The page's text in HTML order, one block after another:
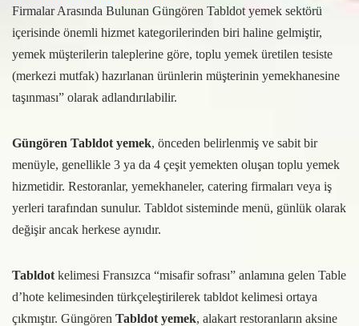
Firmalar Arasında Bulunan Güngören Tabldot yemek sektörü
içerisinde önemli hizmet kategorilerinden biri haline gelmiştir,
yemek müşterilerin taleplerine göre, toplu yemek üretilen tesiste
(merkezi mutfak) hazırlanan ürünlerin müşterinin yemekhanesine
taşınması” olarak adlandırılabilir.
Güngören Tabldot yemek, önceden belirlenmiş ve sabit bir
menüyle, genellikle 3 ya da 4 çeşit yemekten oluşan toplu yemek
hizmetidir. Restoranlar, yemekhaneler, catering firmaları veya iş
yerleri tarafından sunulur. Tabldot sisteminde menü, günlük olarak
değişir ancak herkese aynıdır.
Tabldot kelimesi Fransızca “misafir sofrası” anlamına gelen Table
d’hote kelimesinden türkçeleştirilerek tabldot kelimesi ortaya
çıkmıştır. Güngören Tabldot yemek, alakart restoranların aksine